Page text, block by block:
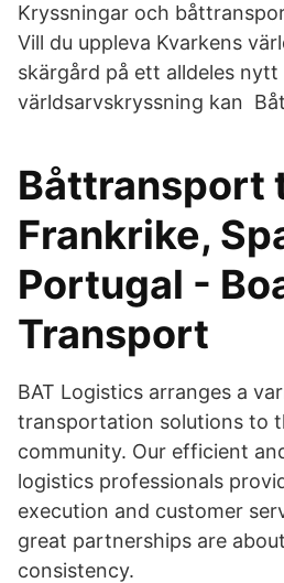
Kryssningar och
Vill du uppleva Kvarkens
skärgård på ett alldeles nytt
världsarvskryssning kan
Båttransport
Frankrike,
Portugal -
Transport
BAT Logistics arranges a
transportation solutions to
community. Our efficient
logistics professionals
execution and customer
great partnerships are
consistency.